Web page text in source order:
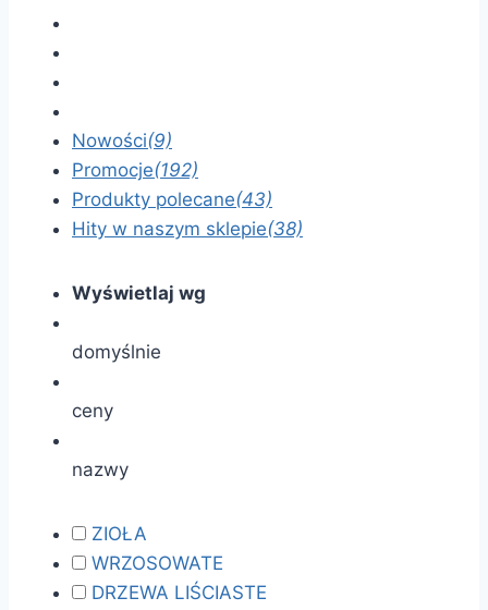
Nowości(9)
Promocje(192)
Produkty polecane(43)
Hity w naszym sklepie(38)
Wyświetlaj wg
domyślnie
ceny
nazwy
ZIOŁA
WRZOSOWATE
DRZEWA LIŚCIASTE